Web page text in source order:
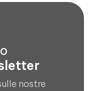
nostre